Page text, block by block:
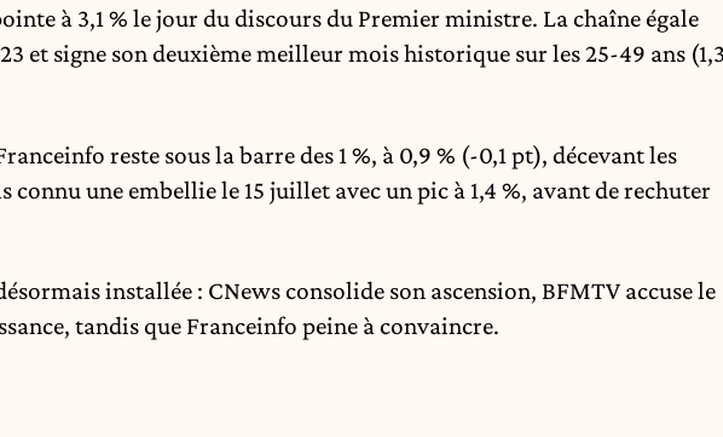
à 3,1 % le jour du discours du Premier ministre. La chaîne égale
et signe son deuxième meilleur mois historique sur les 25-49 ans
reste sous la barre des 1 %, à 0,9 % (-0,1 pt), décevant les
connu une embellie le 15 juillet avec un pic à 1,4 %, avant de rechuter
installée : CNews consolide son ascension, BFMTV accuse le
tandis que Franceinfo peine à convaincre.